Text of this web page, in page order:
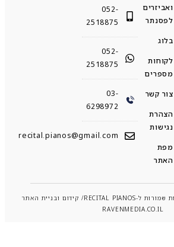
ואביזרים
לפסנתר
בלוג
לקוחות
מספרים
צור קשר
הצהרת
נגישות
מפת
האתר
052-
2518875
052-
2518875
03-
6298972
recital.pianos@gmail.com
© 1988-2024 כל הזכויות שמורות ל-RECITAL PIANOS/ קידום ובניית האתר
RAVENMEDIA.CO.IL